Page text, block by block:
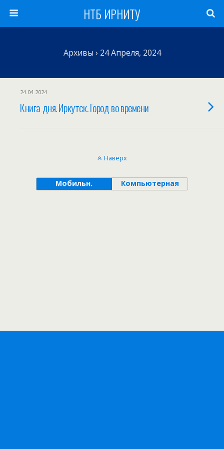
НТБ ИРНИТУ
Архивы › 24 Апреля, 2024
24.04.2024
Книга дня. Иркутск. Город во времени
Наверх
Мобильн. Компьютерная